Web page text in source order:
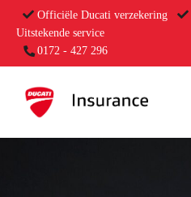
Officiële Ducati verzekering
Uitstekende service
0172 - 427 296